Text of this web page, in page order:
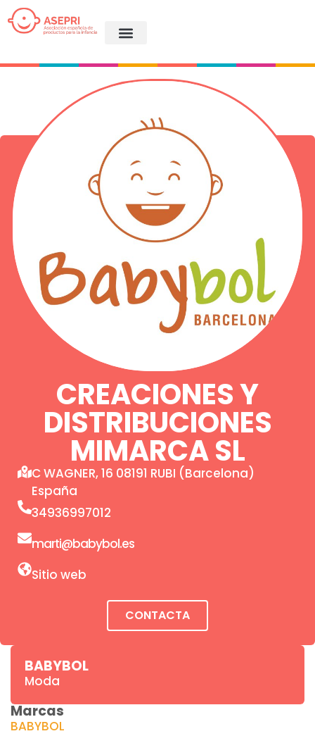
BABYBOL
Moda
Marcas
BABYBOL
CREACIONES Y
DISTRIBUCIONES
MIMARCA SL
C WAGNER, 16 08191 RUBI (Barcelona)
España
34936997012
marti@babybol.es
Sitio web
CONTACTA